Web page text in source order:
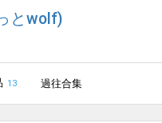
とwolf)
13 過往合集